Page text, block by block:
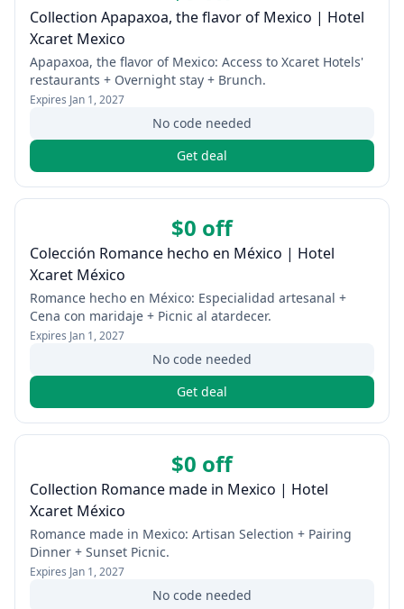
Collection Apapaxoa, the flavor of Mexico | Hotel
Xcaret Mexico
Apapaxoa, the flavor of Mexico: Access to Xcaret Hotels'
restaurants + Overnight stay + Brunch.
Expires Jan 1, 2027
No code needed
Get deal
$0 off
Colección Romance hecho en México | Hotel
Xcaret México
Romance hecho en México: Especialidad artesanal +
Cena con maridaje + Picnic al atardecer.
Expires Jan 1, 2027
No code needed
Get deal
$0 off
Collection Romance made in Mexico | Hotel
Xcaret México
Romance made in Mexico: Artisan Selection + Pairing
Dinner + Sunset Picnic.
Expires Jan 1, 2027
No code needed